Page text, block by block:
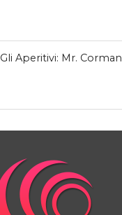
Gli Aperitivi: Mr. Corman